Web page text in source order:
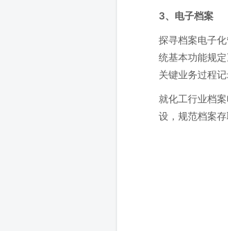
3、电子档案
探寻档案电子
统基本功能规
关键业务过程
就化工行业档
设，规范档案